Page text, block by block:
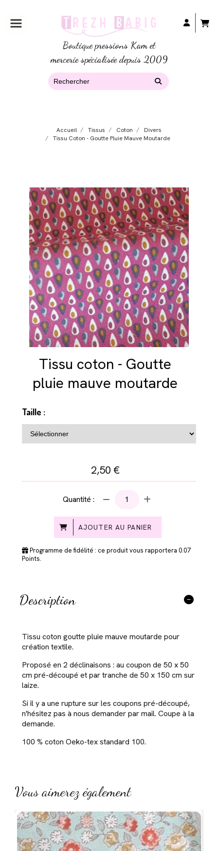
Boutique pressions Kam et
mercerie spécialisée depuis 2009
Accueil Tissus Coton
Divers
Tissu Coton - Goutte Pluie Mauve Moutarde
Tissu coton - Goutte
pluie mauve moutarde
Taille :
2,50 €
Quantité :
AJOUTER AU PANIER
Programme de fidélité : ce produit vous rapportera 0.07
Points.
Description
Tissu coton goutte pluie mauve moutarde pour
création textile.
Proposé en 2 déclinaisons : au coupon de 50 x 50
cm pré-découpé et par tranche de 50 x 150 cm sur
laize.
Si il y a une rupture sur les coupons pré-découpé,
n'hésitez pas à nous demander par mail. Coupe à la
demande.
100 % coton Oeko-tex standard 100.
Vous aimerez également